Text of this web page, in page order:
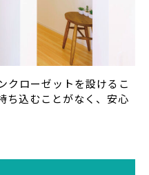
クローゼットを設けるこ
ち込むことがなく、安心